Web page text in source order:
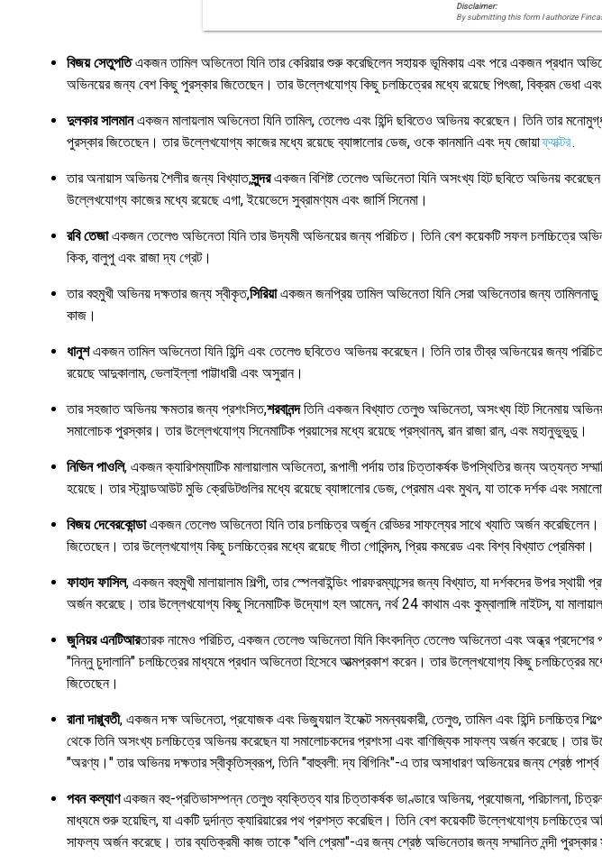
Disclaimer:
By submitting this form I authorize
বিজয় সেতুপতিএকজন তামিল অভিনেতা যিনি তার কেরিয়ার শুরু করেছিলেন সহায়ক ভূমিকায় এবং পরে একজন প্রধান
অভিনয়ের জন্য বেশ কিছু পুরস্কার জিতেছেন। তার উল্লেখযোগ্য কিছু চলচ্চিত্রের মধ্যে রয়েছে পিৎজা, বিক্রম ভেধা এবং
দুলকার সালমানএকজন মালায়লাম অভিনেতা যিনি তামিল, তেলেগু এবং হিন্দি ছবিতেও অভিনয় করেছেন। তিনি তার
পুরস্কার জিতেছেন। তার উল্লেখযোগ্য কাজের মধ্যে রয়েছে ব্যাঙ্গালোর ডেজ, ওকে কানমানি এবং দ্য জোয়াফ্যাক্টর.
তার অনায়াস অভিনয় শৈলীর জন্য বিখ্যাত,সুন্দরএকজন বিশিষ্ট তেলেগু অভিনেতা যিনি অসংখ্য হিট ছবিতে অভিনয়
উল্লেখযোগ্য কাজের মধ্যে রয়েছে এগা, ইয়েভেদে সুব্রামণ্যম এবং জার্সি সিনেমা।
রবি তেজাএকজন তেলেগু অভিনেতা যিনি তার উদ্যমী অভিনয়ের জন্য পরিচিত। তিনি বেশ কয়েকটি সফল চলচ্চিত্রে
কিক, বালুপু এবং রাজা দ্য গ্রেট।
তার বহুমুখী অভিনয় দক্ষতার জন্য স্বীকৃত,সিরিয়াএকজন জনপ্রিয় তামিল অভিনেতা যিনি সেরা অভিনেতার জন্য
কাজ।
ধানুশএকজন তামিল অভিনেতা যিনি হিন্দি এবং তেলেগু ছবিতেও অভিনয় করেছেন। তিনি তার তীব্র অভিনয়ের জন্য
রয়েছে আদুকালাম, ভেলাইল্লা পাট্টাধারী এবং অসুরান।
তার সহজাত অভিনয় ক্ষমতার জন্য প্রশংসিত,শরবানন্দতিনি একজন বিখ্যাত তেলুগু অভিনেতা, অসংখ্য হিট সিনেমায়
সমালোচক পুরস্কার। তার উল্লেখযোগ্য সিনেমাটিক প্রয়াসের মধ্যে রয়েছে প্রস্থানম, রান রাজা রান, এবং মহানুভুভুডু।
নিভিন পাওলি, একজন ক্যারিশম্যাটিক মালায়ালাম অভিনেতা, রূপালী পর্দায় তার চিত্তাকর্ষক উপস্থিতির জন্য অত্যন্ত
হয়েছে। তার স্ট্যান্ডআউট মুভি ক্রেডিটগুলির মধ্যে রয়েছে ব্যাঙ্গালোর ডেজ, প্রেমাম এবং মুথন, যা তাকে দর্শক এবং
বিজয় দেবেরকোন্ডাএকজন তেলেগু অভিনেতা যিনি তার চলচ্চিত্র অর্জুন রেড্ডির সাফল্যের সাথে খ্যাতি অর্জন
জিতেছেন। তার উল্লেখযোগ্য কিছু চলচ্চিত্রের মধ্যে রয়েছে গীতা গোবিন্দম, প্রিয় কমরেড এবং বিশ্ব বিখ্যাত প্রেমিকা।
ফাহাদ ফাসিল, একজন বহুমুখী মালায়ালাম শিল্পী, তার স্পেলবাইন্ডিং পারফরম্যান্সের জন্য বিখ্যাত, যা দর্শকদের উপর
অর্জন করেছে। তার উল্লেখযোগ্য কিছু সিনেমাটিক উদ্যোগ হল আমেন, নর্থ 24 কাথাম এবং কুম্বালাঙ্গি নাইটস, যা
জুনিয়র এনটিআরতারক নামেও পরিচিত, একজন তেলেগু অভিনেতা যিনি কিংবদন্তি তেলেগু অভিনেতা এবং অন্ধ্র প্রদেশের
"নিন্নু চুদালানি" চলচ্চিত্রের মাধ্যমে প্রধান অভিনেতা হিসেবে আত্মপ্রকাশ করেন। তার উল্লেখযোগ্য কিছু চলচ্চিত্রের
জিতেছেন।
রানা দাগ্গুবতী, একজন দক্ষ অভিনেতা, প্রযোজক এবং ভিজ্যুয়াল ইফেক্ট সমন্বয়কারী, তেলুগু, তামিল এবং হিন্দি চলচ্চিত্র
থেকে তিনি অসংখ্য চলচ্চিত্রে অভিনয় করেছেন যা সমালোচকদের প্রশংসা এবং বাণিজ্যিক সাফল্য অর্জন করেছে। তার
"অরণ্য।" তার অভিনয় দক্ষতার স্বীকৃতিস্বরূপ, তিনি "বাহুবলী: দ্য বিগিনিং"-এ তার অসাধারণ অভিনয়ের জন্য শ্রেষ্ঠ
পবন কল্যাণএকজন বহু-প্রতিভাসম্পন্ন তেলুগু ব্যক্তিত্ব যার চিত্তাকর্ষক ভাণ্ডারে অভিনয়, প্রযোজনা, পরিচালনা,
মাধ্যমে শুরু হয়েছিল, যা একটি দুর্দান্ত ক্যারিয়ারের পথ প্রশস্ত করেছিল। তিনি বেশ কয়েকটি উল্লেখযোগ্য চলচ্চিত্রে
সাফল্য অর্জন করেছে। তার ব্যতিক্রমী কাজ তাকে "থলি প্রেমা"-এর জন্য শ্রেষ্ঠ অভিনেতার জন্য সম্মানিত নন্দী